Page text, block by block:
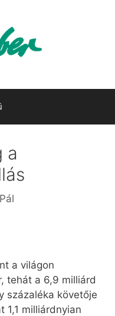
a
a világon
tehát a 6,9 milliárd
százaléka követője
1,1 milliárdnyian